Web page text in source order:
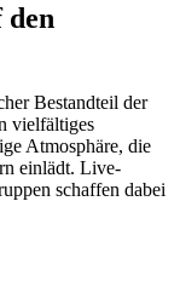
Bestandteil der
vielfältiges
Atmosphäre, die
einlädt. Live-
schaffen dabei